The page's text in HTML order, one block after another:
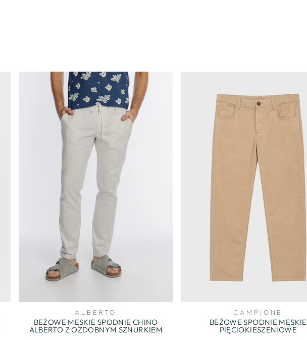
ALBERTO
BEŻOWE MĘSKIE SPODNIE CHINO
ALBERTO Z OZDOBNYM SZNURKIEM
CAMPIONE
BEŻOWE SPODNIE MĘSKIE
PIĘCIOKIESZENIOWE